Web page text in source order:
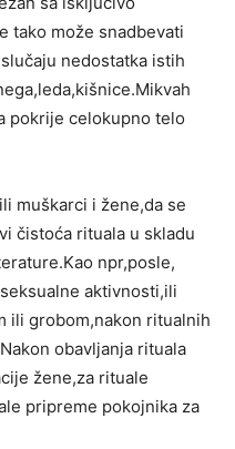
tako može snadbevati
nedostatka istih
pokrije celokupno telo
muškarci i žene,da se
čistoća rituala u skladu
npr,posle,
aktivnosti,ili
ili grobom,nakon ritualnih
obavljanja rituala
žene,za rituale
pripreme pokojnika za